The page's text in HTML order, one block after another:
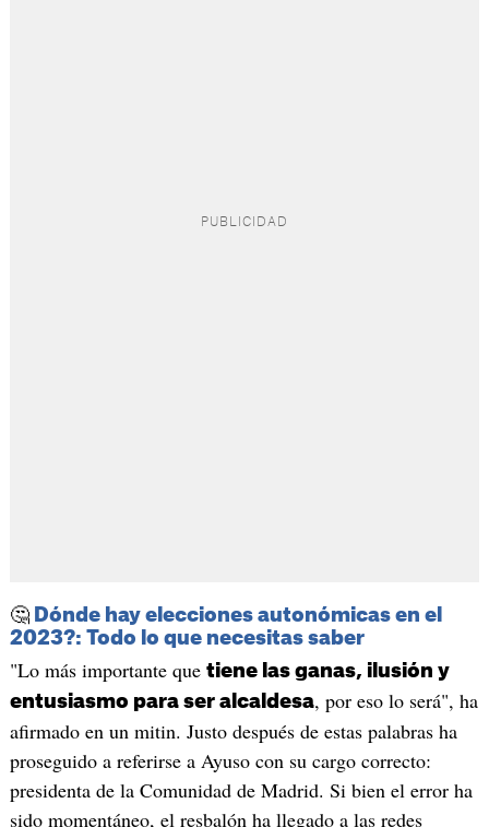
🤔 Dónde hay elecciones autonómicas en el
2023?: Todo lo que necesitas saber
"Lo más importante que tiene las ganas, ilusión y
entusiasmo para ser alcaldesa, por eso lo será", ha
afirmado en un mitin. Justo después de estas palabras ha
proseguido a referirse a Ayuso con su cargo correcto:
presidenta de la Comunidad de Madrid. Si bien el error ha
sido momentáneo, el resbalón ha llegado a las redes